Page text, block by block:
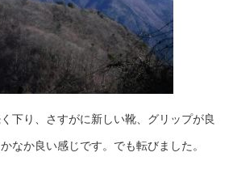
下り、さすがに新しい靴、グリップが良
なか良い感じです。でも転びました。